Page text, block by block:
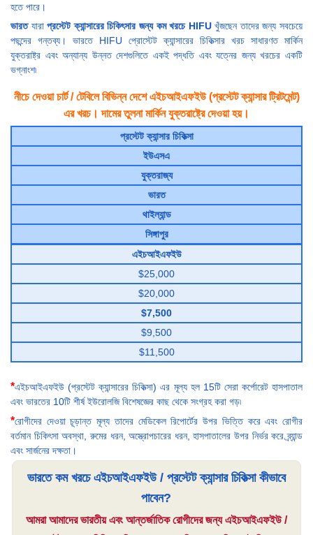
হতে পারে।
ভারতযারাপ্রস্টেট ক্যান্সারের চিকিৎসার জন্য কম খরচে HIFUখুঁজছেন তাদের জন্য সবচেয়ে
পছন্দের গন্তব্য। ভারতে HIFU প্রোস্টেট ক্যান্সারের চিকিত্সার খরচ সাধারণত মার্কিন
যুক্তরাষ্ট্র এবং অন্যান্য উন্নত দেশগুলিতে একই পদ্ধতি এবং যত্নের জন্য খরচের একটি
ভগ্নাংশ৷
নীচে দেওয়া চার্ট / টেবিলে বিভিন্ন দেশে এইচআইএফইউ (প্রস্টেট ক্যান্সার ট্রিটমেন্ট)
এর খরচ। দামের তুলনা মার্কিন যুক্তরাষ্ট্রে দেওয়া হয়।
প্রস্টেট ক্যান্সার চিকিত্সা
ইউএসএ
যুক্তরাজ্য
ভারত
থাইল্যান্ড
সিঙ্গাপুর
এইচআইএফইউ
$25,000
$20,000
$7,500
$9,500
$11,500
*এইচআইএফইউ (প্রস্টেট ক্যান্সারের চিকিত্সা) এর মূল্য হল 15টি সেরা কর্পোরেট হাসপাতাল
এবং ভারতের 10টি শীর্ষ ইউরোলজি বিশেষজ্ঞের কাছ থেকে সংগ্রহ করা গড়৷
*রোগীদের দেওয়া চূড়ান্ত মূল্য তাদের মেডিকেল রিপোর্টের উপর ভিত্তি করে এবং রোগীর
বর্তমান চিকিৎসা অবস্থা, রুমের ধরন, অস্ত্রোপচারের ধরন, হাসপাতালের উপর নির্ভর করে ব্র্যান্ড
এবং সার্জনের দক্ষতা।
ভারতে কম খরচে এইচআইএফইউ / প্রস্টেট ক্যান্সার চিকিত্সা কীভাবে
পাবেন?
আমরা আমাদের ভারতীয় এবং আন্তর্জাতিক রোগীদের জন্য এইচআইএফইউ /